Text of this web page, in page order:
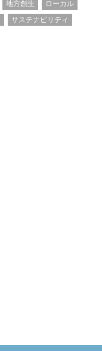
地方創生
ローカル
サステナビリティ